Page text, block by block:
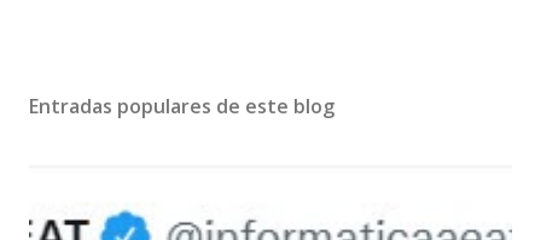
Entradas populares de este blog